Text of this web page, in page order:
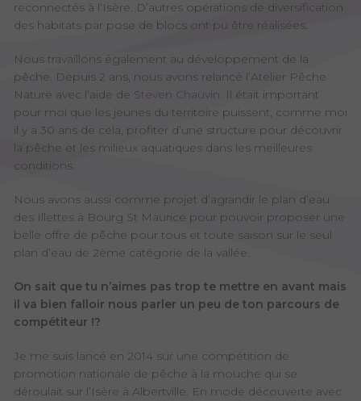
reconnectés à l’Isère. D’autres opérations de diversification
des habitats par pose de blocs ont pu être réalisées.
Nous travaillons également au développement de la
pêche. Depuis 2 ans, nous avons relancé l’Atelier Pêche
Nature avec l’aide de Steven Chauvin. Il était important
pour moi que les jeunes du territoire puissent, comme moi
il y a 30 ans de cela, profiter d’une structure pour découvrir
la pêche et les milieux aquatiques dans les meilleures
conditions.
Nous avons aussi comme projet d’agrandir le plan d’eau
des Illettes à Bourg St Maurice pour pouvoir proposer une
belle offre de pêche pour tous et toute saison sur le seul
plan d’eau de 2ème catégorie de la vallée.
On sait que tu n’aimes pas trop te mettre en avant mais
il va bien falloir nous parler un peu de ton parcours de
compétiteur !?
Je me suis lancé en 2014 sur une compétition de
promotion nationale de pêche à la mouche qui se
déroulait sur l’Isère à Albertville. En mode découverte avec